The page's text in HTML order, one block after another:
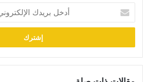
بريدك
الإلكتروني